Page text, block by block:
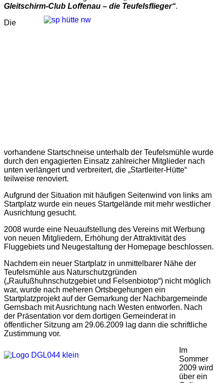
Gleitschirm-Club Loffenau – die Teufelsflieger“.
Die
vorhandene Startschneise unterhalb der Teufelsmühle wurde
durch den engagierten Einsatz zahlreicher Mitglieder nach
unten verlängert und verbreitert, die „Startleiter-Hütte“
teilweise renoviert.
Aufgrund der Situation mit häufigen Seitenwind von links am
Startplatz wurde ein neues Startgelände mit mehr westlicher
Ausrichtung gesucht.
2008 wurde eine Neuaufstellung des Vereins mit Werbung
von neuen Mitgliedern, Erhöhung der Attraktivität des
Fluggebiets und Neugestaltung der Homepage beschlossen.
Nachdem ein neuer Startplatz in unmittelbarer Nähe der
Teufelsmühle aus Naturschutzgründen
(„Raufußhuhnschutzgebiet und Felsenbiotop“) nicht möglich
war, wurde nach meheren Ortsbegehungen ein
Startplatzprojekt auf der Gemarkung der Nachbargemeinde
Gernsbach mit Ausrichtung nach Westen entworfen. Nach
der Präsentation vor dem dortigen Gemeinderat in
öffentlicher Sitzung am 29.06.2009 lag dann die schriftliche
Zustimmung vor.
Im
Sommer
2009 wird
über ein